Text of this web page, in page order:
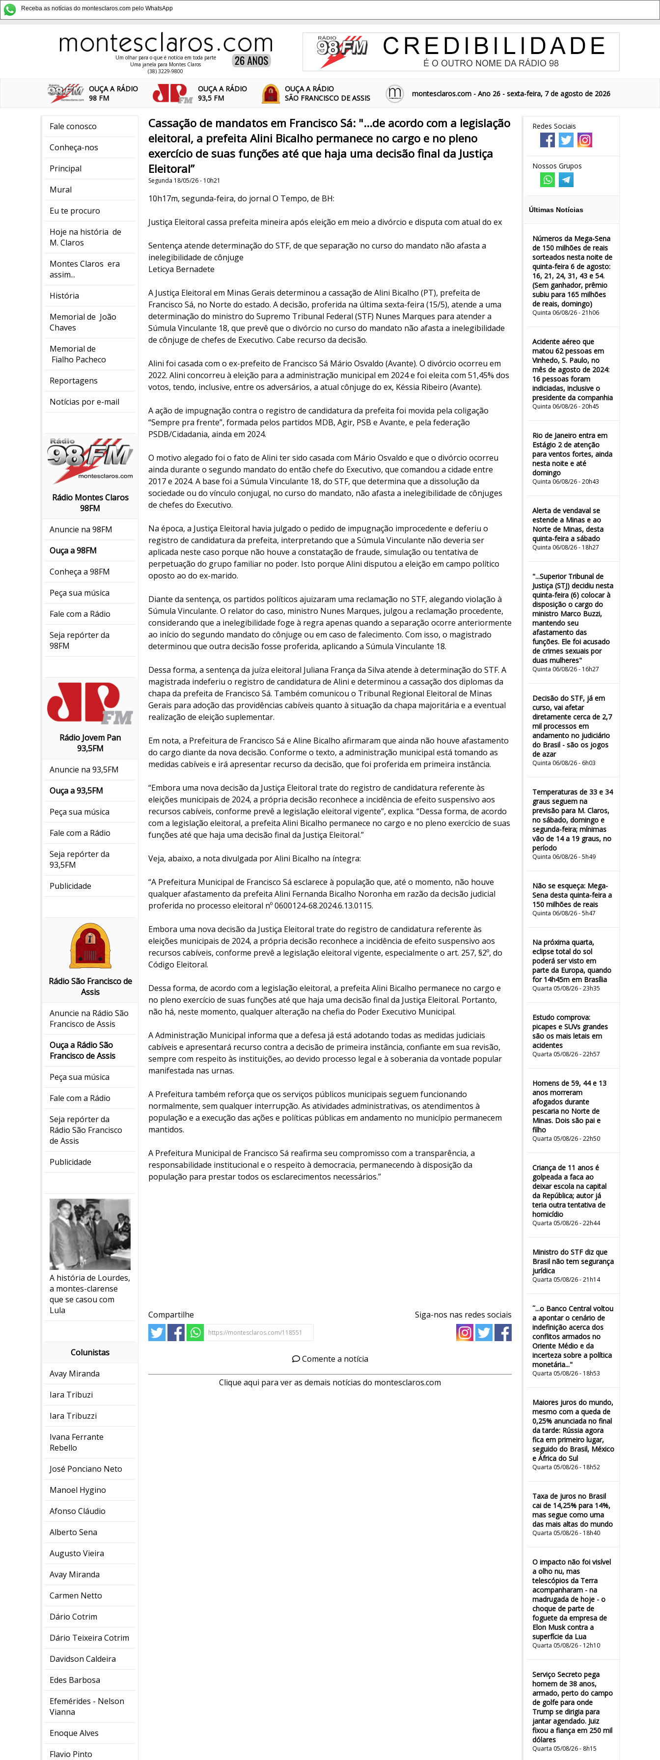
Receba as notícias do montesclaros.com pelo WhatsApp
Um olhar para o que é notícia em toda parte
Uma janela para Montes Claros
(38) 3229-9800
OUÇA A RÁDIO
98 FM
OUÇA A RÁDIO
93,5 FM
OUÇA A RÁDIO
SÃO FRANCISCO DE ASSIS
montesclaros.com - Ano 26 - sexta-feira, 7 de agosto de 2026
Fale conosco
Conheça-nos
Principal
Mural
Eu te procuro
Hoje na história de
M. Claros
Montes Claros era
assim...
História
Memorial de João
Chaves
Memorial de
Fialho Pacheco
Reportagens
Notícias por e-mail
Rádio Montes Claros
98FM
Anuncie na 98FM
Ouça a 98FM
Conheça a 98FM
Peça sua música
Fale com a Rádio
Seja repórter da
98FM
Rádio Jovem Pan
93,5FM
Anuncie na 93,5FM
Ouça a 93,5FM
Peça sua música
Fale com a Rádio
Seja repórter da
93,5FM
Publicidade
Rádio São Francisco de
Assis
Anuncie na Rádio São
Francisco de Assis
Ouça a Rádio São
Francisco de Assis
Peça sua música
Fale com a Rádio
Seja repórter da
Rádio São Francisco
de Assis
Publicidade
A história de Lourdes,
a montes-clarense
que se casou com
Lula
Colunistas
Avay Miranda
Iara Tribuzi
Iara Tribuzzi
Ivana Ferrante
Rebello
José Ponciano Neto
Manoel Hygino
Afonso Cláudio
Alberto Sena
Augusto Vieira
Avay Miranda
Carmen Netto
Dário Cotrim
Dário Teixeira Cotrim
Davidson Caldeira
Edes Barbosa
Efemérides - Nelson
Vianna
Enoque Alves
Flavio Pinto
Redes Sociais
Nossos Grupos
Últimas Notícias
Números da Mega-Sena
de 150 milhões de reais
sorteados nesta noite de
quinta-feira 6 de agosto:
16, 21, 24, 31, 43 e 54.
(Sem ganhador, prêmio
subiu para 165 milhões
de reais, domingo)
Quinta 06/08/26 - 21h06
Acidente aéreo que
matou 62 pessoas em
Vinhedo, S. Paulo, no
mês de agosto de 2024:
16 pessoas foram
indiciadas, inclusive o
presidente da companhia
Quinta 06/08/26 - 20h45
Rio de Janeiro entra em
Estágio 2 de atenção
para ventos fortes, ainda
nesta noite e até
domingo
Quinta 06/08/26 - 20h43
Alerta de vendaval se
estende a Minas e ao
Norte de Minas, desta
quinta-feira a sábado
Quinta 06/08/26 - 18h27
"...Superior Tribunal de
Justiça (STJ) decidiu nesta
quinta-feira (6) colocar à
disposição o cargo do
ministro Marco Buzzi,
mantendo seu
afastamento das
funções. Ele foi acusado
de crimes sexuais por
duas mulheres"
Quinta 06/08/26 - 16h27
Decisão do STF, já em
curso, vai afetar
diretamente cerca de 2,7
mil processos em
andamento no judiciário
do Brasil - são os jogos
de azar
Quinta 06/08/26 - 6h03
Temperaturas de 33 e 34
graus seguem na
previsão para M. Claros,
no sábado, domingo e
segunda-feira; mínimas
vão de 14 a 19 graus, no
período
Quinta 06/08/26 - 5h49
Não se esqueça: Mega-
Sena desta quinta-feira a
150 milhões de reais
Quinta 06/08/26 - 5h47
Na próxima quarta,
eclipse total do sol
poderá ser visto em
parte da Europa, quando
for 14h45m em Brasília
Quarta 05/08/26 - 23h35
Estudo comprova:
picapes e SUVs grandes
são os mais letais em
acidentes
Quarta 05/08/26 - 22h57
Homens de 59, 44 e 13
anos morreram
afogados durante
pescaria no Norte de
Minas. Dois são pai e
filho
Quarta 05/08/26 - 22h50
Criança de 11 anos é
golpeada a faca ao
deixar escola na capital
da República; autor já
teria outra tentativa de
homicídio
Quarta 05/08/26 - 22h44
Ministro do STF diz que
Brasil não tem segurança
jurídica
Quarta 05/08/26 - 21h14
˜...o Banco Central voltou
a apontar o cenário de
indefinição acerca dos
conflitos armados no
Oriente Médio e da
incerteza sobre a política
monetária..."
Quarta 05/08/26 - 18h53
Maiores juros do mundo,
mesmo com a queda de
0,25% anunciada no final
da tarde: Rússia agora
fica em primeiro lugar,
seguido do Brasil, México
e África do Sul
Quarta 05/08/26 - 18h52
Taxa de juros no Brasil
cai de 14,25% para 14%,
mas segue como uma
das mais altas do mundo
Quarta 05/08/26 - 18h40
O impacto não foi visível
a olho nu, mas
telescópios da Terra
acompanharam - na
madrugada de hoje - o
choque de parte de
foguete da empresa de
Elon Musk contra a
superfície da Lua
Quarta 05/08/26 - 12h10
Serviço Secreto pega
homem de 38 anos,
armado, perto do campo
de golfe para onde
Trump se dirigia para
jantar agendado. Juiz
fixou a fiança em 250 mil
dólares
Quarta 05/08/26 - 8h15
Cassação de mandatos em Francisco Sá: "...de acordo com a legislação
eleitoral, a prefeita Alini Bicalho permanece no cargo e no pleno
exercício de suas funções até que haja uma decisão final da Justiça
Eleitoral”
Segunda 18/05/26 - 10h21
10h17m, segunda-feira, do jornal O Tempo, de BH:
Justiça Eleitoral cassa prefeita mineira após eleição em meio a divórcio e disputa com atual do ex
Sentença atende determinação do STF, de que separação no curso do mandato não afasta a
inelegibilidade de cônjuge
Leticya Bernadete
A Justiça Eleitoral em Minas Gerais determinou a cassação de Alini Bicalho (PT), prefeita de
Francisco Sá, no Norte do estado. A decisão, proferida na última sexta-feira (15/5), atende a uma
determinação do ministro do Supremo Tribunal Federal (STF) Nunes Marques para atender a
Súmula Vinculante 18, que prevê que o divórcio no curso do mandato não afasta a inelegibilidade
de cônjuge de chefes de Executivo. Cabe recurso da decisão.
Alini foi casada com o ex-prefeito de Francisco Sá Mário Osvaldo (Avante). O divórcio ocorreu em
2022. Alini concorreu à eleição para a administração municipal em 2024 e foi eleita com 51,45% dos
votos, tendo, inclusive, entre os adversários, a atual cônjuge do ex, Késsia Ribeiro (Avante).
A ação de impugnação contra o registro de candidatura da prefeita foi movida pela coligação
“Sempre pra frente”, formada pelos partidos MDB, Agir, PSB e Avante, e pela federação
PSDB/Cidadania, ainda em 2024.
O motivo alegado foi o fato de Alini ter sido casada com Mário Osvaldo e que o divórcio ocorreu
ainda durante o segundo mandato do então chefe do Executivo, que comandou a cidade entre
2017 e 2024. A base foi a Súmula Vinculante 18, do STF, que determina que a dissolução da
sociedade ou do vínculo conjugal, no curso do mandato, não afasta a inelegibilidade de cônjuges
de chefes do Executivo.
Na época, a Justiça Eleitoral havia julgado o pedido de impugnação improcedente e deferiu o
registro de candidatura da prefeita, interpretando que a Súmula Vinculante não deveria ser
aplicada neste caso porque não houve a constatação de fraude, simulação ou tentativa de
perpetuação do grupo familiar no poder. Isto porque Alini disputou a eleição em campo político
oposto ao do ex-marido.
Diante da sentença, os partidos políticos ajuizaram uma reclamação no STF, alegando violação à
Súmula Vinculante. O relator do caso, ministro Nunes Marques, julgou a reclamação procedente,
considerando que a inelegibilidade foge à regra apenas quando a separação ocorre anteriormente
ao início do segundo mandato do cônjuge ou em caso de falecimento. Com isso, o magistrado
determinou que outra decisão fosse proferida, aplicando a Súmula Vinculante 18.
Dessa forma, a sentença da juíza eleitoral Juliana França da Silva atende à determinação do STF. A
magistrada indeferiu o registro de candidatura de Alini e determinou a cassação dos diplomas da
chapa da prefeita de Francisco Sá. Também comunicou o Tribunal Regional Eleitoral de Minas
Gerais para adoção das providências cabíveis quanto à situação da chapa majoritária e a eventual
realização de eleição suplementar.
Em nota, a Prefeitura de Francisco Sá e Aline Bicalho afirmaram que ainda não houve afastamento
do cargo diante da nova decisão. Conforme o texto, a administração municipal está tomando as
medidas cabíveis e irá apresentar recurso da decisão, que foi proferida em primeira instância.
“Embora uma nova decisão da Justiça Eleitoral trate do registro de candidatura referente às
eleições municipais de 2024, a própria decisão reconhece a incidência de efeito suspensivo aos
recursos cabíveis, conforme prevê a legislação eleitoral vigente”, explica. “Dessa forma, de acordo
com a legislação eleitoral, a prefeita Alini Bicalho permanece no cargo e no pleno exercício de suas
funções até que haja uma decisão final da Justiça Eleitoral.”
Veja, abaixo, a nota divulgada por Alini Bicalho na íntegra:
“A Prefeitura Municipal de Francisco Sá esclarece à população que, até o momento, não houve
qualquer afastamento da prefeita Alini Fernanda Bicalho Noronha em razão da decisão judicial
proferida no processo eleitoral nº 0600124-68.2024.6.13.0115.
Embora uma nova decisão da Justiça Eleitoral trate do registro de candidatura referente às
eleições municipais de 2024, a própria decisão reconhece a incidência de efeito suspensivo aos
recursos cabíveis, conforme prevê a legislação eleitoral vigente, especialmente o art. 257, §2º, do
Código Eleitoral.
Dessa forma, de acordo com a legislação eleitoral, a prefeita Alini Bicalho permanece no cargo e
no pleno exercício de suas funções até que haja uma decisão final da Justiça Eleitoral. Portanto,
não há, neste momento, qualquer alteração na chefia do Poder Executivo Municipal.
A Administração Municipal informa que a defesa já está adotando todas as medidas judiciais
cabíveis e apresentará recurso contra a decisão de primeira instância, confiante em sua revisão,
sempre com respeito às instituições, ao devido processo legal e à soberania da vontade popular
manifestada nas urnas.
A Prefeitura também reforça que os serviços públicos municipais seguem funcionando
normalmente, sem qualquer interrupção. As atividades administrativas, os atendimentos à
população e a execução das ações e políticas públicas em andamento no município permanecem
mantidos.
A Prefeitura Municipal de Francisco Sá reafirma seu compromisso com a transparência, a
responsabilidade institucional e o respeito à democracia, permanecendo à disposição da
população para prestar todos os esclarecimentos necessários.”
Compartilhe Siga-nos nas redes sociais
Comente a notícia
Clique aqui para ver as demais notícias do montesclaros.com